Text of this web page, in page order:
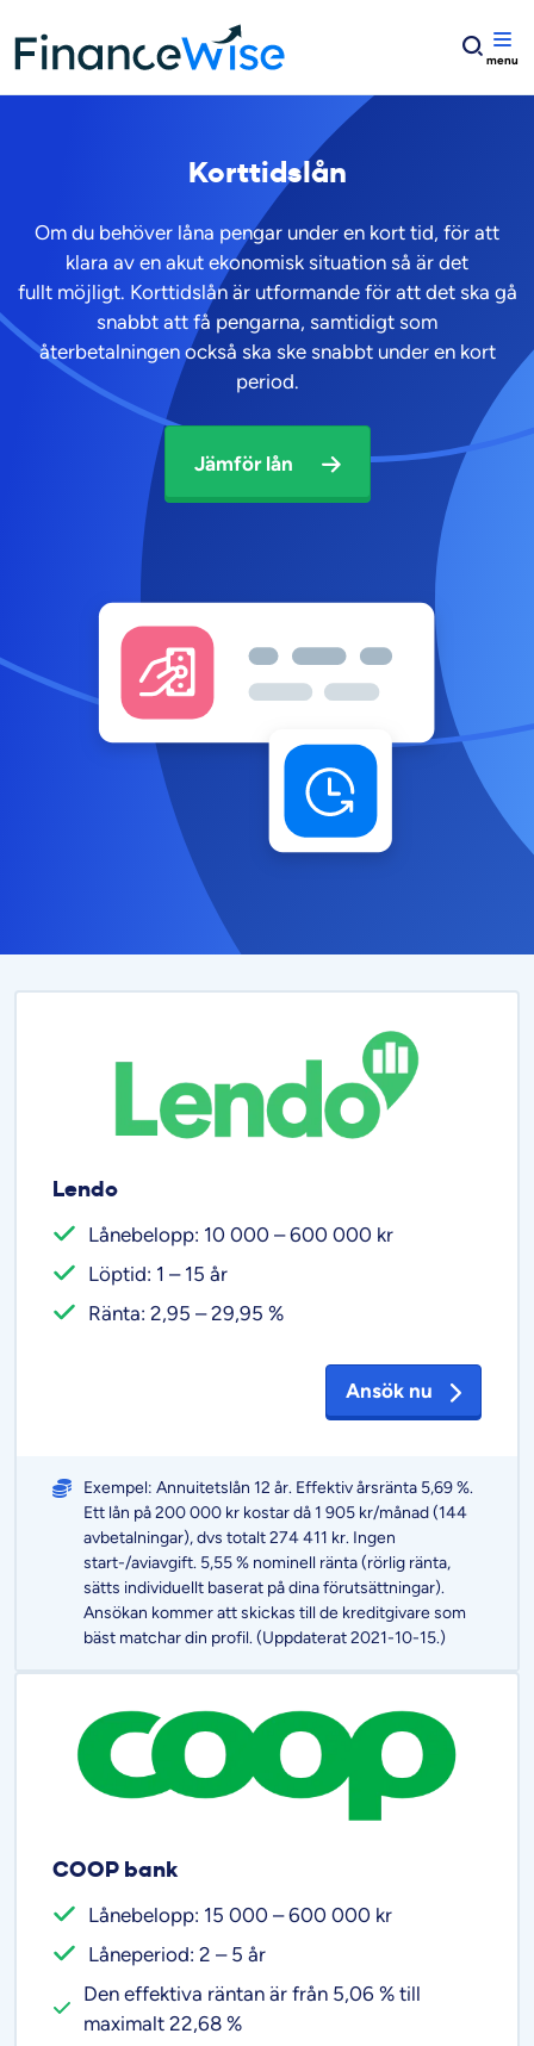
Home
Korttidslån
Om du behöver låna pengar under en kort tid, för att
klara av en akut ekonomisk situation så är det
fullt möjligt. Korttidslån är utformande för att det ska gå
snabbt att få pengarna, samtidigt som
återbetalningen också ska ske snabbt under en kort
period.
Jämför lån
Lendo
Lånebelopp: 10 000 – 600 000 kr
Löptid: 1 – 15 år
Ränta: 2,95 – 29,95 %
Ansök nu
Exempel: Annuitetslån 12 år. Effektiv årsränta 5,69 %.
Ett lån på 200 000 kr kostar då 1 905 kr/månad (144
avbetalningar), dvs totalt 274 411 kr. Ingen
start-/aviavgift. 5,55 % nominell ränta (rörlig ränta,
sätts individuellt baserat på dina förutsättningar).
Ansökan kommer att skickas till de kreditgivare som
bäst matchar din profil. (Uppdaterat 2021-10-15.)
COOP bank
Lånebelopp: 15 000 – 600 000 kr
Låneperiod: 2 – 5 år
Den effektiva räntan är från 5,06 % till
maximalt 22,68 %